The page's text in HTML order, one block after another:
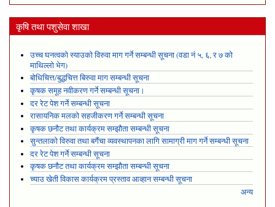
कृषि तथा पशुसेवा शाखा
उच्च घनत्वको स्याउको विरुवा माग गर्ने सम्बन्धी सूचना (वडा नं ५, ६, र ७ को
माथिल्लो भेग)
बोधिचित्त/बुद्धचित्त बिरुवा माग सम्बन्धी सूचना
कृषक समूह नवीकरण गर्ने सम्बन्धी सूचना।
दर रेट पेश गर्ने सम्बन्धी सूचना
रासायनिक मलको सहजीकरण गर्ने सम्बन्धी सूचना
कृषक छनौट तथा कार्यक्रम सम्झौता सम्बन्धी सूचना
सुन्तलाको विरुवा तथा बगैंचा व्यवस्थापनका लागि सामाग्री माग गर्ने सम्बन्धी सूचना
दर रेट पेश गर्ने सम्बन्धी सूचना
कृषक छनौट तथा कार्यक्रम सम्झौता सम्बन्धी सूचना
च्याउ खेती विकास कार्यक्रम प्रस्ताव आव्हान सम्बन्धी सूचना
अन्य